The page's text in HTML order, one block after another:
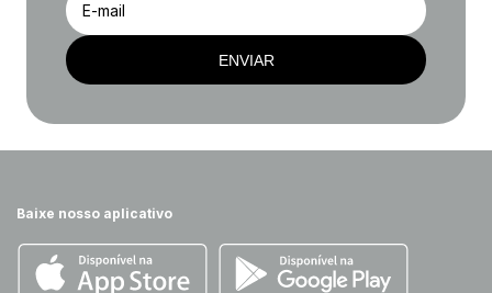
ENVIAR
Baixe nosso aplicativo